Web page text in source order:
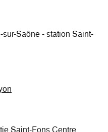
Saône - station Saint-
Saint-Fons Centre